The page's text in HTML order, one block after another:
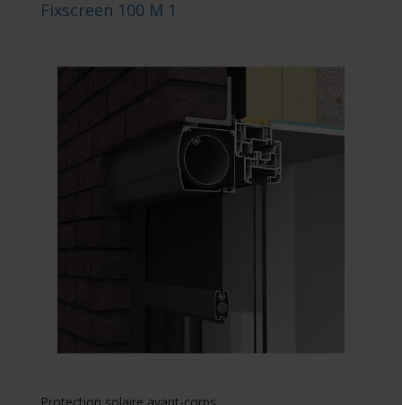
Fixscreen 100 M 1